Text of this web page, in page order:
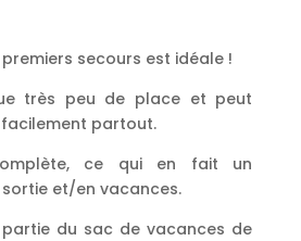
secours est idéale !
très peu de place et peut
partout.
ce qui en fait un
et/en vacances.
du sac de vacances de